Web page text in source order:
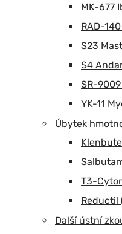
MK-677
RAD-
S23
S4
SR-
YK-11
Úbytek
T3-
Reductil
Další ústní